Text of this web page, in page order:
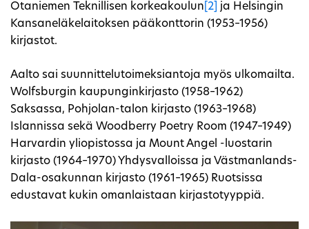
Otaniemen Teknillisen korkeakoulun [2]
ja Helsingin
Kansaneläkelaitoksen pääkonttorin (1953–1956)
kirjastot.
Aalto sai suunnittelutoimeksiantoja myös ulkomailta.
Wolfsburgin kaupunginkirjasto (1958–1962)
Saksassa, Pohjolan-talon kirjasto (1963–1968)
Islannissa sekä Woodberry Poetry Room (1947–1949)
Harvardin yliopistossa ja Mount Angel -luostarin
kirjasto (1964–1970) Yhdysvalloissa ja Västmanlands-
Dala-osakunnan kirjasto (1961–1965) Ruotsissa
edustavat kukin omanlaistaan kirjastotyyppiä.